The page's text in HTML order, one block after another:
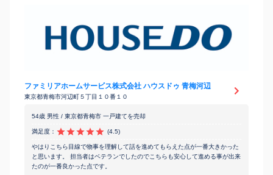
ファミリアホームサービス株式会社 ハウスドゥ 青梅河辺
東京都青梅市河辺町５丁目１０番１０
54歳 男性 / 東京都青梅市 一戸建てを売却
満足度： (4.5)
やはりこちら目線で物事を理解して話を進めてもらえた点が一番大きかった
と思います。 担当者はベテランでしたのでこちらも安心して進める事が出来
たのが一番良かった点です。